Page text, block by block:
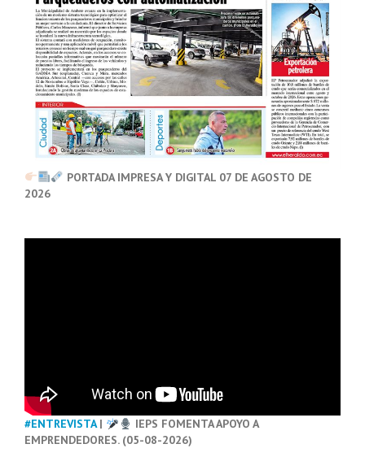
PORTADA IMPRESA Y DIGITAL 07 DE AGOSTO DE
2026
#ENTREVISTA|
IEPS FOMENTA APOYO A
EMPRENDEDORES. (05-08-2026)